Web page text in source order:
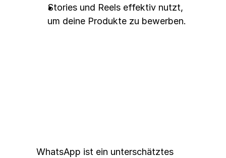
Stories und Reels effektiv nutzt,
um deine Produkte zu bewerben.
WhatsApp ist ein unterschätztes